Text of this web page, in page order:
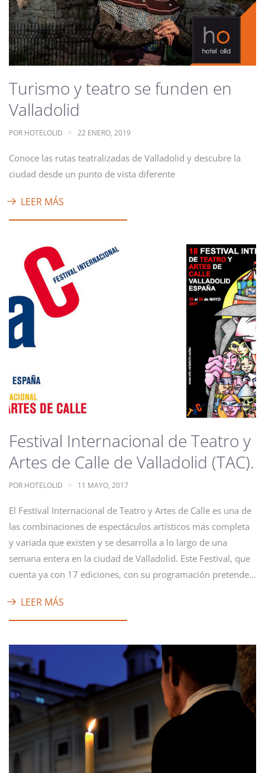
Turismo y teatro se funden en
Valladolid
POR HOTELOLID 22 ENERO, 2019
Conoce las rutas teatralizadas de Valladolid y descubre la
ciudad desde un punto de vista diferente
LEER MÁS
Festival Internacional de Teatro y
Artes de Calle de Valladolid (TAC).
POR HOTELOLID 11 MAYO, 2017
El Festival Internacional de Teatro y Artes de Calle es una de
las combinaciones de espectáculos artísticos más completa
y variada que existen y se desarrolla a lo largo de una
semana entera en la ciudad de Valladolid. Este Festival, que
cuenta ya con 17 ediciones, con su programación pretende…
LEER MÁS